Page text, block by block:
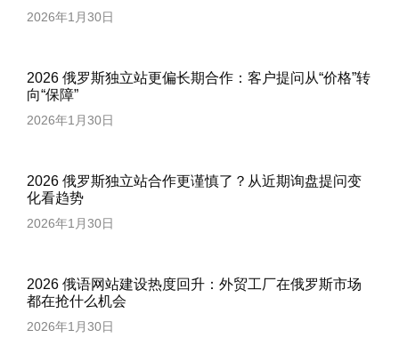
2026年1月30日
2026 俄罗斯独立站更偏长期合作：客户提问从“价格”转
向“保障”
2026年1月30日
2026 俄罗斯独立站合作更谨慎了？从近期询盘提问变
化看趋势
2026年1月30日
2026 俄语网站建设热度回升：外贸工厂在俄罗斯市场
都在抢什么机会
2026年1月30日